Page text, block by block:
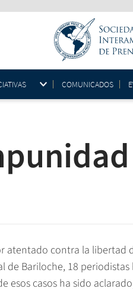
COMUNICADOS
atentado contra la libertad
de Bariloche, 18
esos casos ha sido